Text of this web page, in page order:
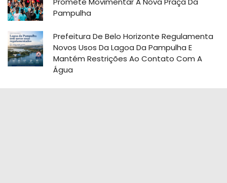
Pampulha
Prefeitura De Belo Horizonte Regulamenta
Novos Usos Da Lagoa Da Pampulha E
Mantém Restrições Ao Contato Com A
Água